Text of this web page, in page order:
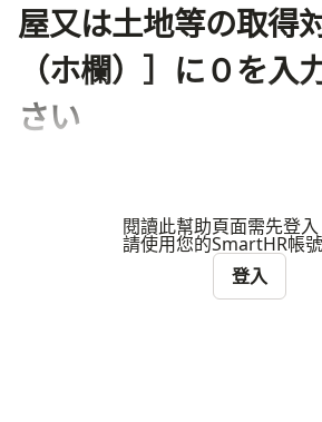
屋又は土地等の取得
（ホ欄）］に０を入
さい
閱讀此幫助頁面需先登入
請使用您的SmartHR帳
登入